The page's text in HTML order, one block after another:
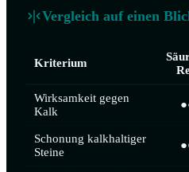
Vergleich auf einen
Kriterium
Wirksamkeit gegen
Kalk
Schonung kalkhaltiger
Steine